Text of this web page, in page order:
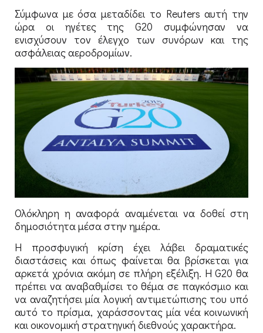
Σύμφωνα με όσα μεταδίδει το Reuters αυτή την
ώρα οι ηγέτες της G20 συμφώνησαν να
ενισχύσουν τον έλεγχο των συνόρων και της
ασφάλειας αεροδρομίων.
Ολόκληρη η αναφορά αναμένεται να δοθεί στη
δημοσιότητα μέσα στην ημέρα.
Η προσφυγική κρίση έχει λάβει δραματικές
διαστάσεις και όπως φαίνεται θα βρίσκεται για
αρκετά χρόνια ακόμη σε πλήρη εξέλιξη. Η G20 θα
πρέπει να αναβαθμίσει το θέμα σε παγκόσμιο και
να αναζητήσει μία λογική αντιμετώπισης του υπό
αυτό το πρίσμα, χαράσσοντας μία νέα κοινωνική
και οικονομική στρατηγική διεθνούς χαρακτήρα.